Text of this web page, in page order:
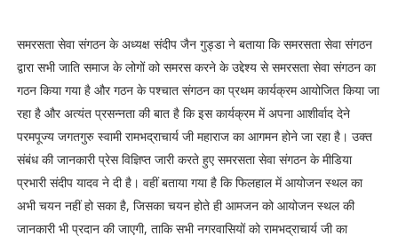
समरसता सेवा संगठन के अध्यक्ष संदीप जैन गुड्डा ने बताया कि समरसता सेवा संगठन
द्वारा सभी जाति समाज के लोगों को समरस करने के उद्देश्य से समरसता सेवा संगठन का
गठन किया गया है और गठन के पश्चात संगठन का प्रथम कार्यक्रम आयोजित किया जा
रहा है और अत्यंत प्रसन्नता की बात है कि इस कार्यक्रम में अपना आशीर्वाद देने
परमपूज्य जगतगुरु स्वामी रामभद्राचार्य जी महाराज का आगमन होने जा रहा है। उक्त
संबंध की जानकारी प्रेस विज्ञिप्त जारी करते हुए समरसता सेवा संगठन के मीडिया
प्रभारी संदीप यादव ने दी है। वहीं बताया गया है कि फिलहाल में आयोजन स्थल का
अभी चयन नहीं हो सका है, जिसका चयन होते ही आमजन को आयोजन स्थल की
जानकारी भी प्रदान की जाएगी, ताकि सभी नगरवासियों को रामभद्राचार्य जी का